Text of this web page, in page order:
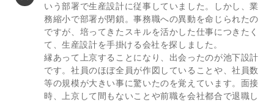
いう部署で生産設計に従事していました。しかし、業
務縮小で部署が閉鎖。事務職への異動を命じられたの
ですが、培ってきたスキルを活かした仕事につきたく
て、生産設計を手掛ける会社を探しました。
縁あって上京することになり、出会ったのが池下設計
です。社員のほぼ全員が作図していることや、社員数
等の規模が大きい事に驚いたのを覚えています。面接
時、上京して間もないことや前職を会社都合で退職し